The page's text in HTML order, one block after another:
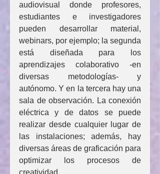
audiovisual donde profesores,
estudiantes e investigadores
pueden desarrollar material,
webinars, por ejemplo; la segunda
está diseñada para los
aprendizajes colaborativo -en
diversas metodologías- y
autónomo. Y en la tercera hay una
sala de observación. La conexión
eléctrica y de datos se puede
realizar desde cualquier lugar de
las instalaciones; además, hay
diversas áreas de graficación para
optimizar los procesos de